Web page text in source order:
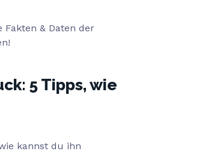
& Daten der
5 Tipps, wie
kannst du ihn